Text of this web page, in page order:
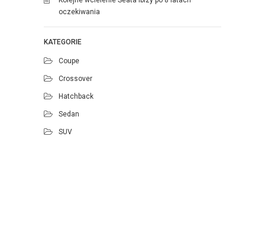
oczekiwania
KATEGORIE
Coupe
Crossover
Hatchback
Sedan
SUV